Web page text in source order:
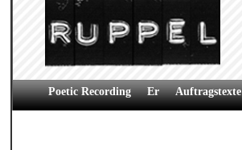
Poetic Recording Er Auftragstexte